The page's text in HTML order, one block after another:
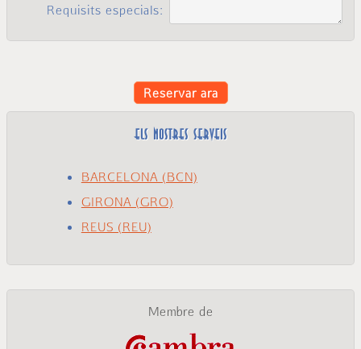
Requisits especials:
Reservar ara
ELS NOSTRES SERVEIS
BARCELONA (BCN)
GIRONA (GRO)
REUS (REU)
Membre de